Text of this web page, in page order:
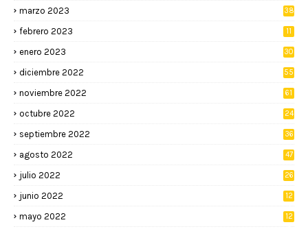
marzo 2023 38
febrero 2023 11
enero 2023 30
diciembre 2022 55
noviembre 2022 61
octubre 2022 24
septiembre 2022 36
agosto 2022 47
julio 2022 26
junio 2022
12
mayo 2022
12